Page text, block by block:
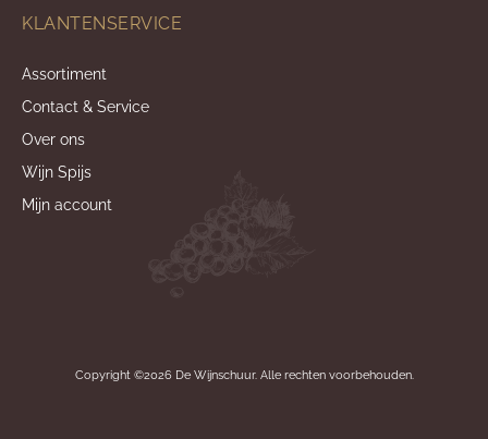
KLANTENSERVICE
Assortiment
Contact & Service
Over ons
Wijn Spijs
Mijn account
Copyright ©2026 De Wijnschuur. Alle rechten voorbehouden.